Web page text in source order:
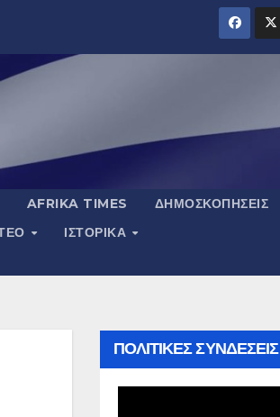
AFRIKA TIMES
ΔΗΜΟΣΚΟΠΉΣΕΙΣ
ΙΣΤΟΡΙΚΆ
ΠΟΛΙΤΙΚΕΣ ΣΥΝΔΕΣΕΙΣ